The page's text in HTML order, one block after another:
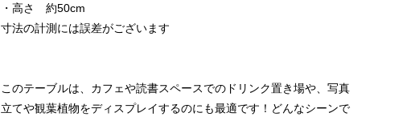
・高さ 約50cm
寸法の計測には誤差がございます
このテーブルは、カフェや読書スペースでのドリンク置き場や、写真
立てや観葉植物をディスプレイするのにも最適です！どんなシーンで